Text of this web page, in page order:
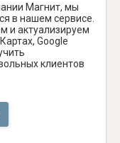
Магнит, мы
в нашем сервисе.
и актуализируем
Google
клиентов